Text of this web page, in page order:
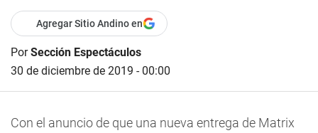
Agregar Sitio Andino en
PorSección Espectáculos
30 de diciembre de 2019 - 00:00
Con el anuncio de que una nueva entrega de Matrix